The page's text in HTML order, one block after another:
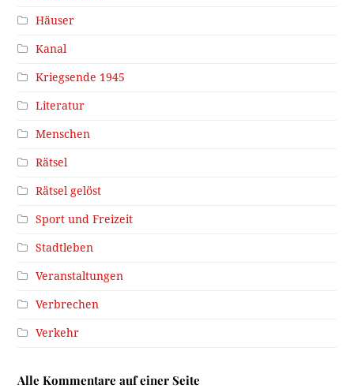
Häuser
Kanal
Kriegsende 1945
Literatur
Menschen
Rätsel
Rätsel gelöst
Sport und Freizeit
Stadtleben
Veranstaltungen
Verbrechen
Verkehr
Alle Kommentare auf einer Seite